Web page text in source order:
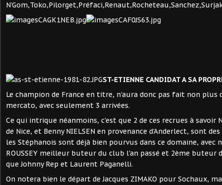
ST-ETIENNE CANDIDAT A SA
Le champion de France en titre, n'aura donc pas fait non plus
mercato, avec seulement 3 arrivées.
Ce qui intrique néanmoins, c'est que 2 de ces recrues à savoir
de Nice, et Benny NIELSEN en provenance d'Anderlect, sont
les Stéphanois sont déjà bien pourvus dans ce domaine,
ROUSSEY meilleur buteur du club l'an passé et 2ème buteur
que Johnny Rep et Laurent Paganelli.
On notera bien le départ de Jacques ZIMAKO pour Sochaux,